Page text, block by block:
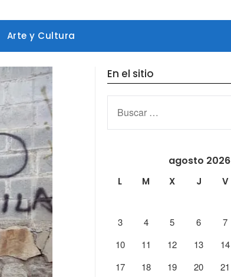
Arte y Cultura
En el sitio
agosto 2026
L M X J V
3
4 5 6 7
10
11 12 13 14
17
18 19 20 21